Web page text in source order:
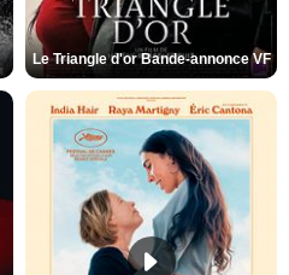
Le Triangle d'or Bande-annonce VF